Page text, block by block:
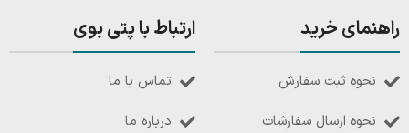
راهنمای خرید
نحوه ثبت سفارش
نحوه ارسال سفارشات
ارتباط با پتی بوی
تماس با ما
درباره ما